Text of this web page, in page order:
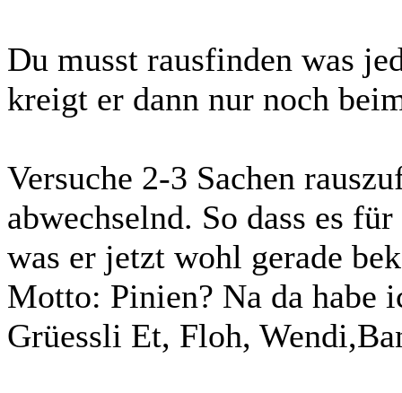
Du musst rausfinden was
kreigt er dann nur noch
Versuche 2-3 Sachen
abwechselnd. So dass es
was er jetzt wohl gerade
Motto: Pinien? Na da habe
Grüessli Et, Floh,